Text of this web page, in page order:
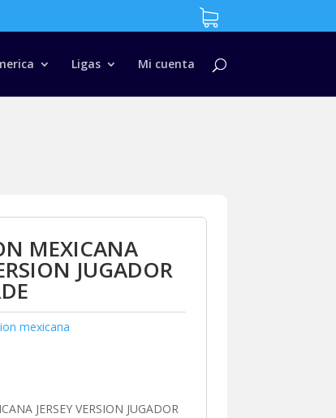
Ligas Mi cuenta
MEXICANA
JUGADOR
mexicana
JERSEY VERSION JUGADOR